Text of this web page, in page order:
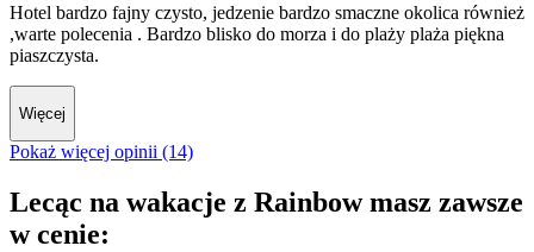
Hotel bardzo fajny czysto, jedzenie bardzo smaczne okolica również
,warte polecenia . Bardzo blisko do morza i do plaży plaża piękna
piaszczysta.
Więcej
Pokaż więcej opinii (14)
Lecąc na wakacje z Rainbow masz zawsze
w cenie: